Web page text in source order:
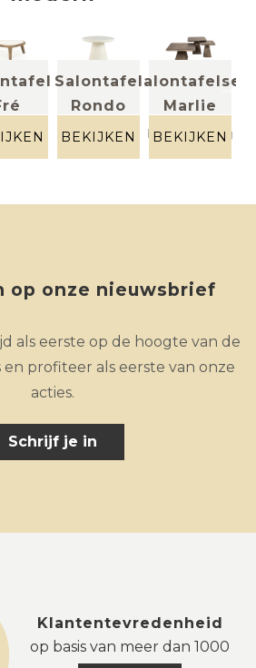
Salontafel
Rondo
beige
BEKIJKEN
Salontafelset
Marlie
bronskleurig
BEKIJKEN
op onze nieuwsbrief
als eerste op de hoogte van de
profiteer als eerste van onze
acties.
Schrijf je in
Klantentevredenheid
op basis van meer dan 1000